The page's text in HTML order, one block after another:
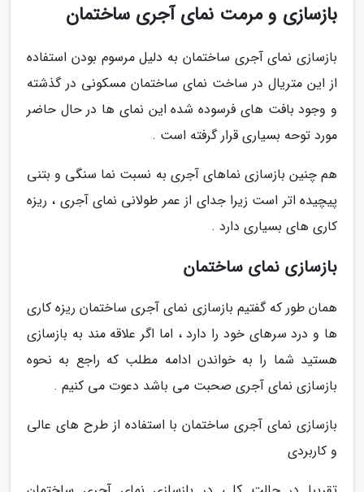
بازسازی و مرمت نمای آجری ساختمان
بازسازی نمای آجری ساختمان به دلیل مرسوم بودن استفاده
از این متریال در ساخت نمای ساختمان مسکونی در گذشته
و وجود بافت های فرسوده شده این نمای ها در حال حاضر
مورد توحه بسیاری قرار گرفته است .
هم چنین بازسازی نماهای آجری به نسبت نما سنگی و بتنی
پیچیده اتر است زیرا جدای از عمر طولانی نمای آجری ، ریزه
کاری های بسیاری دارد .
بازسازی نمای ساختمان
همان طور که گفتیم بازسازی نمای آجری ساختمان ریزه کاری
ها و درد سرهای خود را دارد ، اما اگر علاقه مند به بازسازی
هستید شما را به خواندن ادامه مطلب که راجع به نحوه
بازسازی نمای آجری صحبت می باشد دعوت می کنیم .
بازسازی نمای آجری ساختمان با استفاده از طرح های عالی
و کاربردی